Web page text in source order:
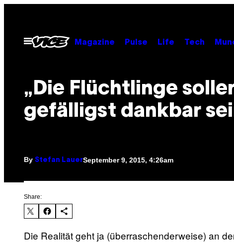
contentOpen
Menu
Magazine Pulse Life Tech
„Die Flüchtlinge
gefälligst dankbar
By Stefan LauerSeptember 9, 2015, 4:26am
Share:
Die Realität geht ja (überraschenderweise) an